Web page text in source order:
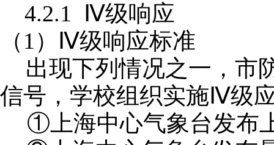
4.2.1 Ⅳ级响应
（ 1）Ⅳ级响应标准
出现下列情况之一，市
信号，学校组织实施 Ⅳ级
①上海中心气象台发布